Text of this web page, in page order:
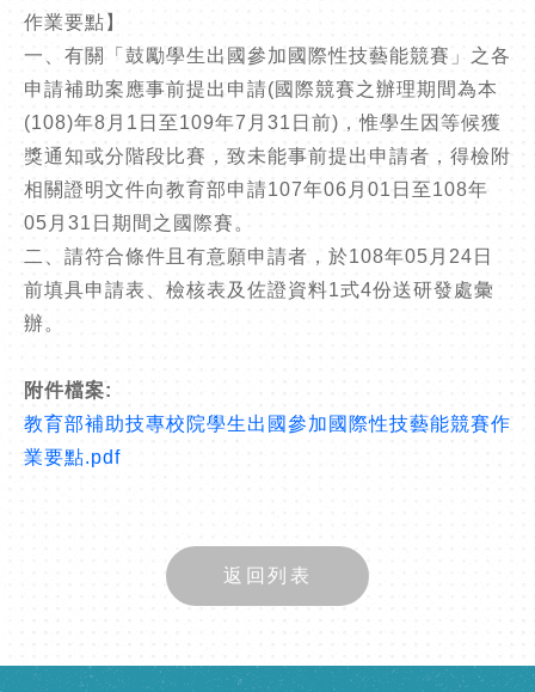
作業要點】
一、有關「鼓勵學生出國參加國際性技藝能競賽」之各
申請補助案應事前提出申請(國際競賽之辦理期間為本
(108)年8月1日至109年7月31日前)，惟學生因等候獲
獎通知或分階段比賽，致未能事前提出申請者，得檢附
相關證明文件向教育部申請107年06月01日至108年
05月31日期間之國際賽。
二、請符合條件且有意願申請者，於108年05月24日
前填具申請表、檢核表及佐證資料1式4份送研發處彙
辦。
附件檔案:
教育部補助技專校院學生出國參加國際性技藝能競賽作
業要點.pdf
返回列表